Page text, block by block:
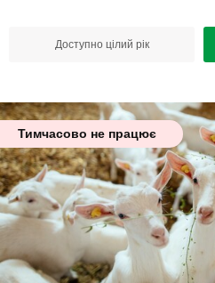
Доступно цілий рік
Тимчасово не працює